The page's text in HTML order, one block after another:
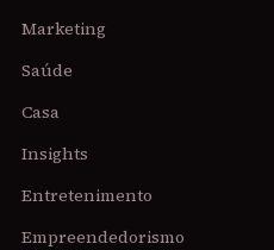
Marketing
Saúde
Casa
Insights
Entretenimento
Empreendedorismo